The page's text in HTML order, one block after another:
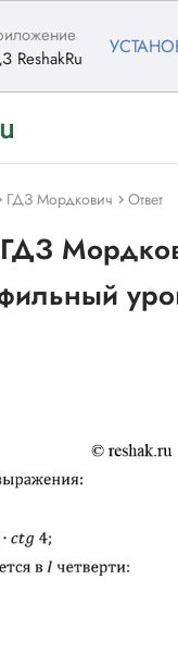
ReshakRu
ГДЗ Мордкович Ответ